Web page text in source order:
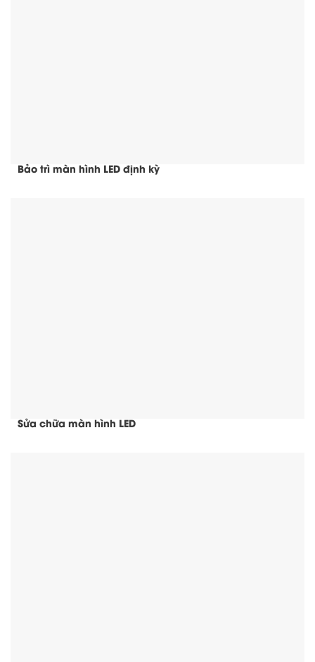
Bảo trì màn hình LED định kỳ
Sửa chữa màn hình LED